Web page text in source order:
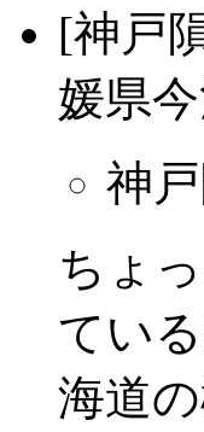
[神戸
媛県
神
ちょ
てい
海道の